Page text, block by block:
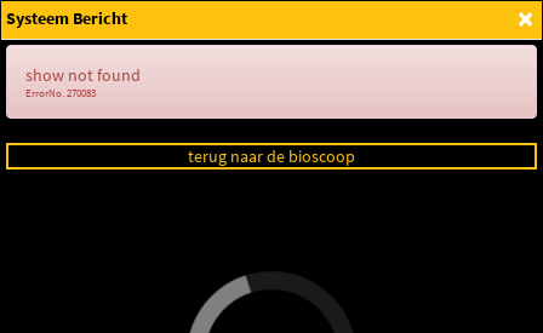
Login
×
Systeem Bericht
show not found
ErrorNo. 270083
terug naar de bioscoop